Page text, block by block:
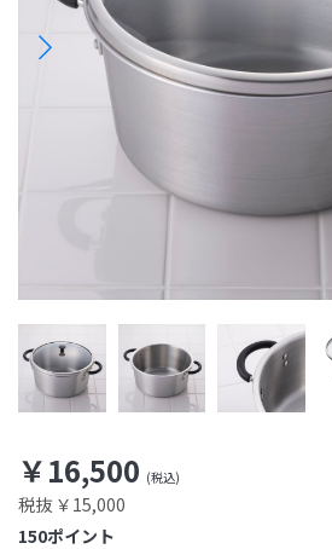
￥16,500
税抜 ￥15,000
ポイント
150